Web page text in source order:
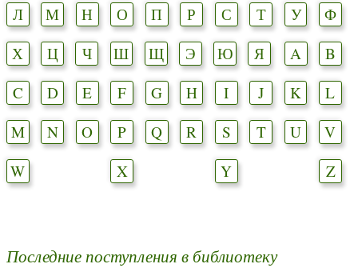
Л
М Н О П Р С Т У
Ф
Х
Ц Ч Ш Щ Э Ю Я A
B
C
D E F G H I J K
L
M
N O P Q R S T U
V
W
X Y Z
Последние поступления в библиотеку